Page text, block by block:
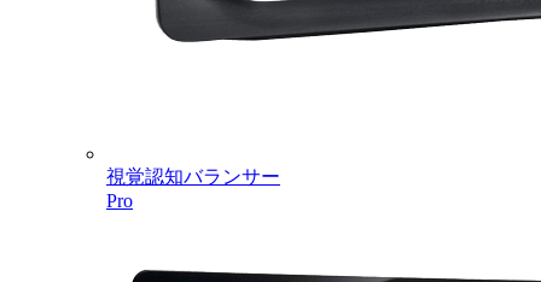
視覚認知バランサー
Pro